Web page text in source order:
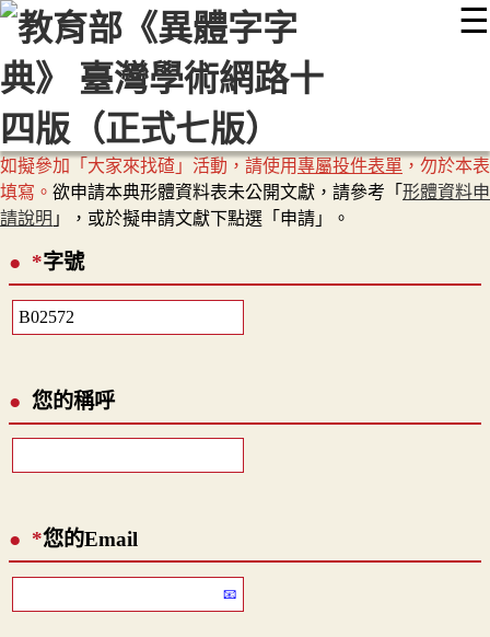
☰
::: 最新消息 常見問題 編輯說明
顯示模式
網站導覽
如擬參加「大家來找碴」活動，請使用專屬投件表單 ，勿於本表
填寫。 欲申請本典形體資料表未公開文獻，請參考「 形體資料申
請說明 」，或於擬申請文獻下點選「申請」。
*字號
您的稱呼
*您的Email